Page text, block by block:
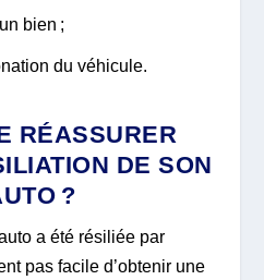
bien ;
du véhicule.
RÉASSURER
DE SON
?
a été résiliée par
pas facile d’obtenir une